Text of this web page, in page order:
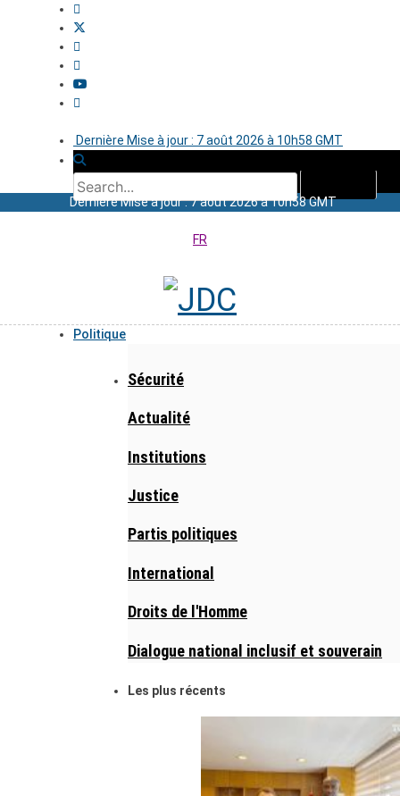
Dernière Mise à jour : 7 août 2026 à 10h58 GMT
Dernière Mise à jour : 7 août 2026 à 10h58 GMT
FR
Politique
Sécurité
Actualité
Institutions
Justice
Partis politiques
International
Droits de l'Homme
Dialogue national inclusif et souverain
Les plus récents